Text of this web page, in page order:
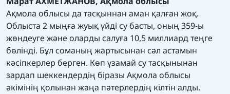
Ақмола облысы да тасқыннан аман қалған жоқ.
Облыста 2 мыңға жуық үйді су басты, оның 359-ы
жөндеуге және оларды салуға 10,5 миллиард теңге
бөлінді. Бұл соманың жартысынан сәл астамын
кәсіпкерлер берген. Көп ұзамай су тасқынынан
зардап шеккендердің біразы Ақмола облысы
әкімінің қолынан жаңа пәтерлердің кілтін алды.